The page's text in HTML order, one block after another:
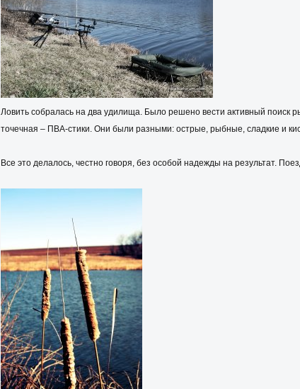
Ловить собралась на два удилища. Было решено вести активный поиск
точечная – ПВА-стики. Они были разными: острые, рыбные, сладкие и
Все это делалось, честно говоря, без особой надежды на результат.